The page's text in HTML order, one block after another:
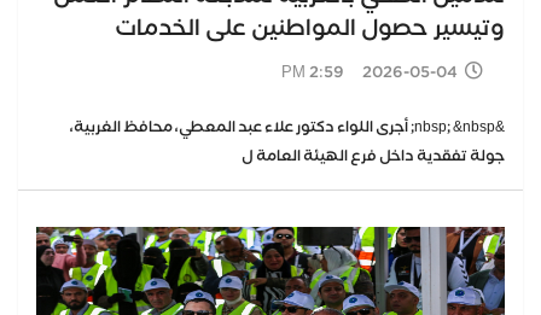
وتيسير حصول المواطنين على الخدمات
2026-05-04 2:59 PM
&nbsp; &nbsp; أجرى اللواء دكتور علاء عبد المعطي، محافظ الغربية،
جولة تفقدية داخل فرع الهيئة العامة ل